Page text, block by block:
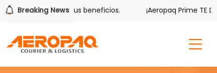
Breaking News
también tiene sus beneficios. ¡Aeropaq Prime TE DA